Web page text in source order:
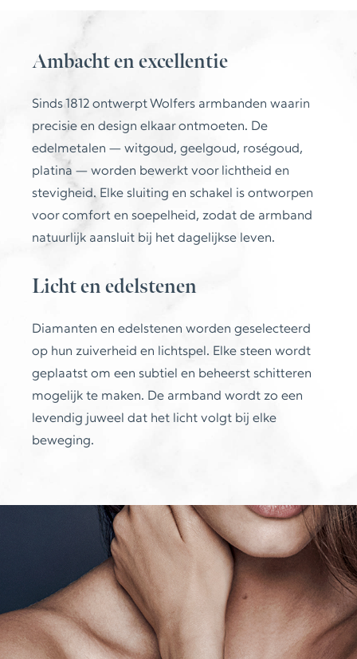
Ambacht en excellentie
Sinds 1812 ontwerpt Wolfers armbanden waarin
precisie en design elkaar ontmoeten. De
edelmetalen — witgoud, geelgoud, roségoud,
platina — worden bewerkt voor lichtheid en
stevigheid. Elke sluiting en schakel is ontworpen
voor comfort en soepelheid, zodat de armband
natuurlijk aansluit bij het dagelijkse leven.
Licht en edelstenen
Diamanten en edelstenen worden geselecteerd
op hun zuiverheid en lichtspel. Elke steen wordt
geplaatst om een subtiel en beheerst schitteren
mogelijk te maken. De armband wordt zo een
levendig juweel dat het licht volgt bij elke
beweging.